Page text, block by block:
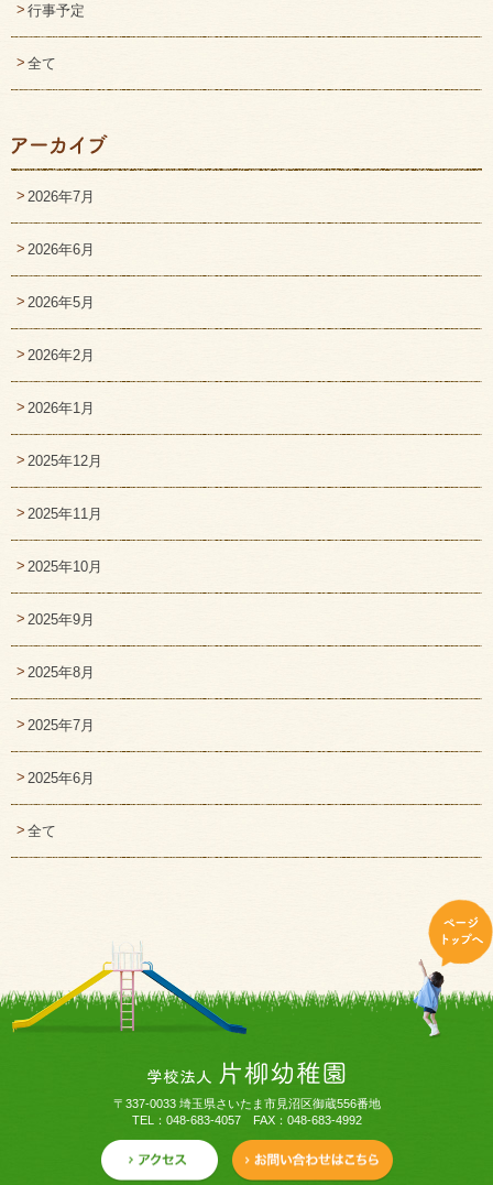
行事予定
全て
2026年7月
2026年6月
2026年5月
2026年2月
2026年1月
2025年12月
2025年11月
2025年10月
2025年9月
2025年8月
2025年7月
2025年6月
全て
〒337-0033 埼玉県さいたま市見沼区御蔵556番地
TEL：048-683-4057 FAX：048-683-4992